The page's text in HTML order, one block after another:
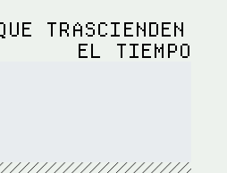
TRASCIENDEN
EL TIEMPO